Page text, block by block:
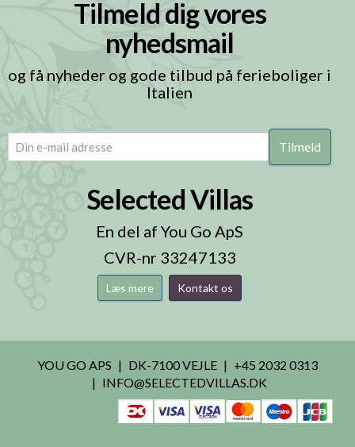
Tilmeld dig vores
nyhedsmail
og få nyheder og gode tilbud på ferieboliger i
Italien
(Påkrævet)
Selected Villas
En del af You Go ApS
CVR-nr 33247133
Læs mere Kontakt os
YOU GO APS DK-7100 VEJLE
+45 2032 0313
INFO@SELECTEDVILLAS.DK